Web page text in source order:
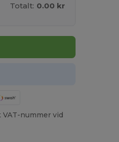
Totalt: 0.00 kr
nummer vid